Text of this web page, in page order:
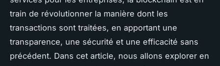
train de révolutionner la manière dont les
transactions sont traitées, en apportant une
transparence, une sécurité et une efficacité sans
précédent. Dans cet article, nous allons explorer en